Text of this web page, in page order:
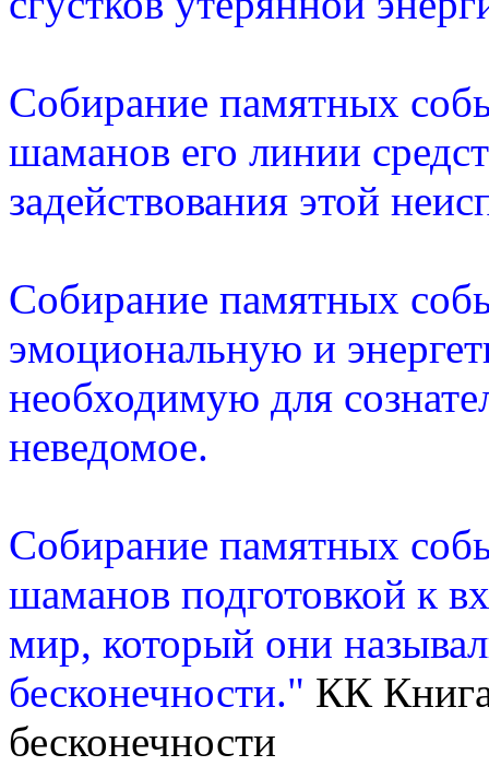
Собирание памятных
шаманов его линии
задействования этой
Собирание памятных
эмоциональную и
необходимую для
неведомое.
Собирание памятных
шаманов подготовкой к
мир, который они
бесконечности." КК
бесконечности